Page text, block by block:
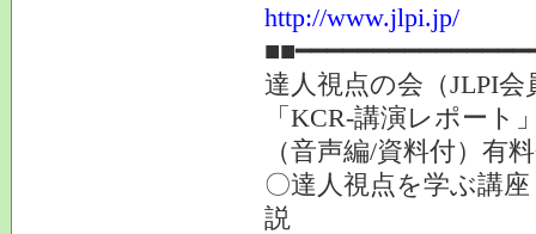
http://www.jlpi.jp/
達人視点の会（JLPI
「KCR-講演レポート
（音声編/資料付）有
〇達人視点を学ぶ講
説